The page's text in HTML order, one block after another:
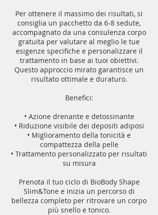
Per ottenere il massimo dei risultati, si
consiglia un pacchetto da 6-8 sedute,
accompagnato da una consulenza corpo
gratuita per valutare al meglio le tue
esigenze specifiche e personalizzare il
trattamento in base ai tuoi obiettivi.
Questo approccio mirato garantisce un
risultato ottimale e duraturo.
Benefici:
• Azione drenante e detossinante
• Riduzione visibile dei depositi adiposi
• Miglioramento della tonicità e
compattezza della pelle
• Trattamento personalizzato per risultati
su misura
Prenota il tuo ciclo di BioBody Shape
Slim&Tone e inizia un percorso di
bellezza completo per ritrovare un corpo
più snello e tonico.